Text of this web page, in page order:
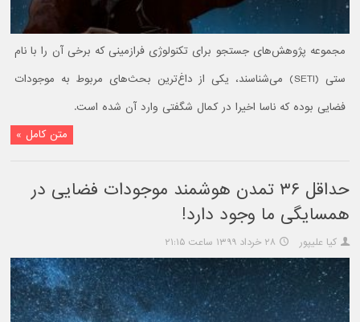
مجموعه پژوهش‌های جستجو برای تکنولوژی فرازمینی که برخی آن را با نام
ستی (SETI) می‌شناسند، یکی از داغ‌ترین بحث‌های مربوط به موجودات
فضایی بوده که ناسا اخیرا در کمال شگفتی وارد آن شده است.
متن کامل »
حداقل ۳۶ تمدن هوشمند موجودات فضایی در
همسایگی ما وجود دارد!
کیا علیپور ۲۸ خرداد ۱۳۹۹ ساعت ۲۱:۱۵